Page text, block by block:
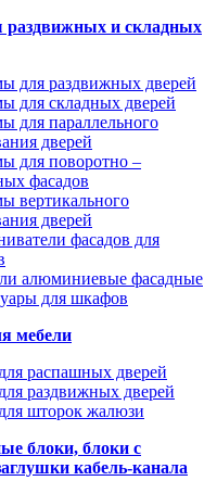
раздвижных и складных
для раздвижных дверей
для складных дверей
для параллельного
дверей
для поворотно –
фасадов
вертикального
дверей
фасадов для
алюминиевые фасадные
для шкафов
мебели
распашных дверей
раздвижных дверей
шторок жалюзи
блоки, блоки с
кабель-канала